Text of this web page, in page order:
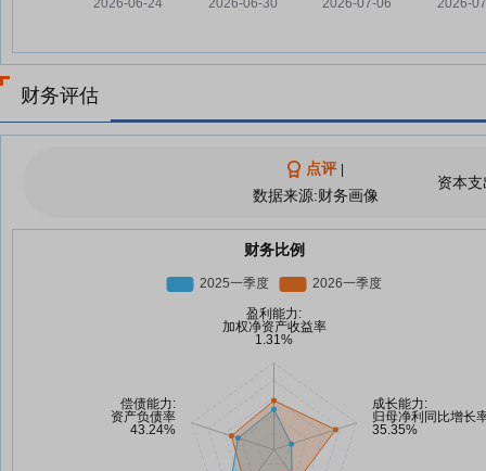
财务评估
点评
数据来源:财务画像
资本
财务比例